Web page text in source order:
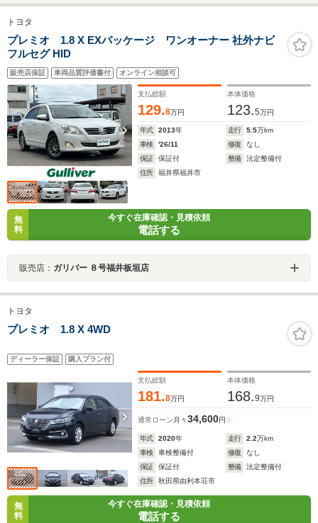
ア・バックカメラ・
Bluetooth・ワンオー
ナー車
ヒーター 夏
トヨタ
プレミオ 1.8 X EXパッケージ ワンオーナー 社外ナビ
フルセグ HID
販売店保証 車両品質評価書付 オンライン相談可
支払総額
129.8万円
本体価格
123.5万円
年式 2013年 走行 5.5万km
車検
'26/11 修復
なし
保証
保証付 整備
法定整備付
住所
福井県福井市
無
料
今すぐ在庫確認・見積依頼
電話する
販売店： ガリバー ８号福井板垣店
トヨタ
プレミオ 1.8 X 4WD
ディーラー保証 購入プラン付
支払総額
181.8万円
本体価格
168.9万円
通常ローン 月々34,600円
年式 2020年 走行 2.2万km
車検
車検整備付 修復
なし
保証
保証付 整備
法定整備付
住所
秋田県由利本荘市
無
料
今すぐ在庫確認・見積依頼
電話する